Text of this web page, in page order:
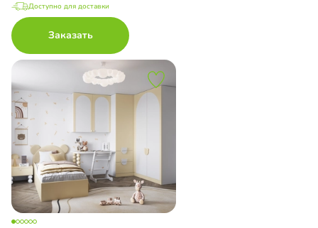
Доступно для доставки
Заказать